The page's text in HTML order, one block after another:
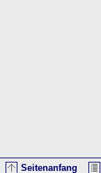
Seitenanfang